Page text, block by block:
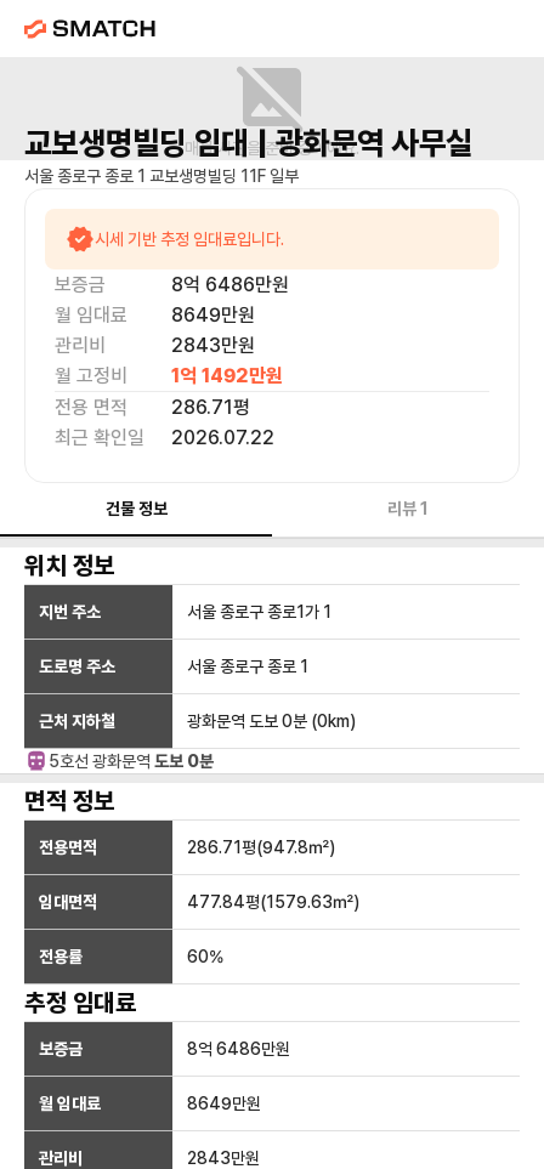
매물 사진을 준비 중이에요.
교보생명빌딩임대 | 광화문역 사무실
서울 종로구 종로 1 교보생명빌딩 11F 일부
시세 기반 추정 임대료입니다.
보증금 8억 6486만원
월 임대료
8649만원
관리비
2843만원
월 고정비
1억 1492만원
전용 면적
286.71평
최근 확인일
2026.07.22
건물 정보 리뷰1
위치 정보
지번 주소 서울 종로구 종로1가 1
도로명 주소 서울 종로구 종로 1
근처 지하철 광화문역 도보 0분 (0km)
5호선 광화문역 도보 0분
면적 정보
전용면적 286.71평(947.8㎡)
임대면적 477.84평(1579.63㎡)
전용률 60%
추정 임대료
보증금 8억 6486만원
월 임대료 8649만원
관리비 2843만원